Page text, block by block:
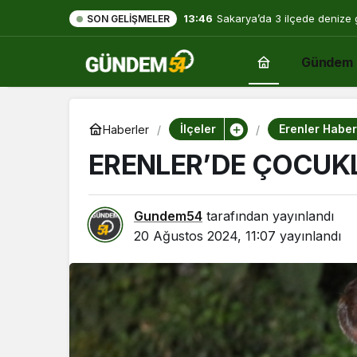
SON GELIŞMELER 13:46 Sakarya’da 3 ilçede denize
Gündem
Haberler İlçeler Erenler
ERENLER’DE
Gundem54 tarafından yayınlandı
20 Ağustos 2024, 11:07 yayınlandı